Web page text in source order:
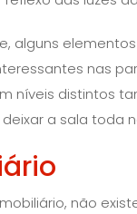
alguns
nas
níveis distintos
a sala toda
não